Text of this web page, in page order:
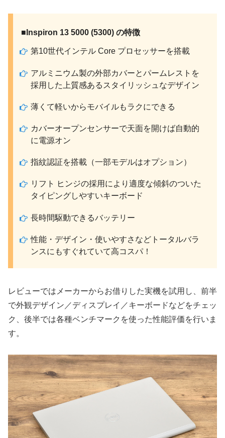
■Inspiron 13 5000 (5300) の特徴
第10世代インテル Core プロセッサーを搭載
アルミニウム製の外部カバーとパームレストを
採用した上質感あるスタイリッシュなデザイン
薄くて軽いからモバイルもラクにできる
カバーオープンセンサーで天面を開けば自動的
に電源オン
指紋認証を搭載（一部モデルはオプション）
リフト ヒンジの採用により適度な傾斜のついた
タイピングしやすいキーボード
長時間駆動できるバッテリー
性能・デザイン・使いやすさなどトータルバラ
ンスにもすぐれていて高コスパ！
レビューではメーカーからお借りした実機を試用し、前半
で外観デザイン／ディスプレイ／キーボードなどをチェッ
ク、後半では各種ベンチマークを使った性能評価を行いま
す。